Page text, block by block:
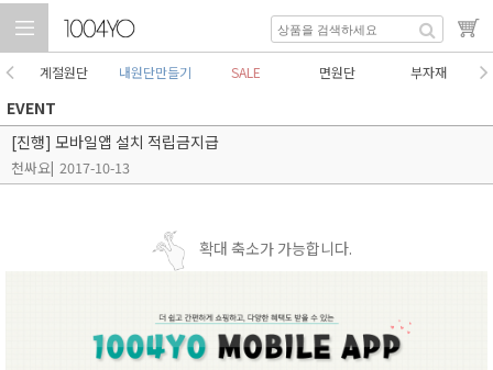
계절원단 내원단만들기 SALE 면원단 부자재
EVENT
[진행] 모바일앱 설치 적립금지급
천싸요| 2017-10-13
확대 축소가 가능합니다.